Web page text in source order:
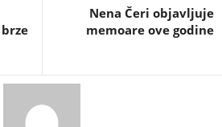
Nena Čeri objavljuje
memoare ove godine